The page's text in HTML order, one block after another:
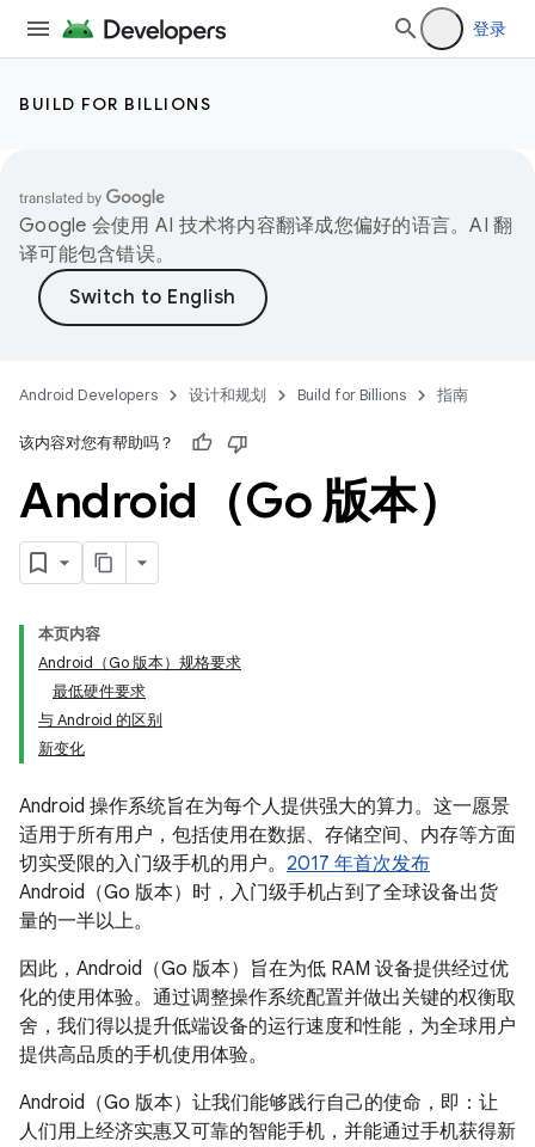
登录
BUILD FOR BILLIONS
Google 会使用 AI 技术将内容翻译成您偏好的语言。AI 翻
译可能包含错误。
Android Developers 设计和规划 Build for Billions 指南
该内容对您有帮助吗？
Android（Go 版本）
本页内容
Android（Go 版本）规格要求
最低硬件要求
与 Android 的区别
新变化
Android 操作系统旨在为每个人提供强大的算力。这一愿景
适用于所有用户，包括使用在数据、存储空间、内存等方面
切实受限的入门级手机的用户。 2017 年首次发布
Android（Go 版本）时，入门级手机占到了全球设备出货
量的一半以上。
因此，Android（Go 版本）旨在为低 RAM 设备提供经过优
化的使用体验。通过调整操作系统配置并做出关键的权衡取
舍，我们得以提升低端设备的运行速度和性能，为全球用户
提供高品质的手机使用体验。
Android（Go 版本）让我们能够践行自己的使命，即：让
人们用上经济实惠又可靠的智能手机，并能通过手机获得新